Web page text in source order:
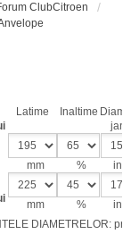
ClubCitroen
Latime Inaltime
mm %
mm %
DIAMETRELOR: